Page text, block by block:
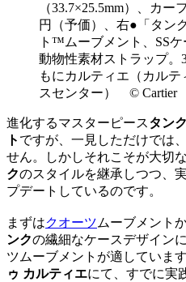
（33.7×25.5mm）、カー
円（予価）、右●「タン
ト™️ムーブメント、SSケ
動物性素材ストラップ。
もにカルティエ（カル
スセンター） © Cartier
進化するマスターピースタンク
ト ですが、一見しただけでは
せん。しかしそれこそが大切
クのスタイルを継承しつつ、
プデートしているのです。
まずはクオーツムーブメント
ンクの繊細なケースデザイン
ツムーブメントが適していま
ゥ カルティエにて、すでに実